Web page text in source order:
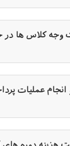
وجه کلاس ها در
عملیات